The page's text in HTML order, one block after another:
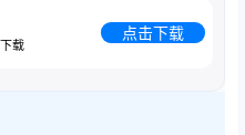
载
点击下载